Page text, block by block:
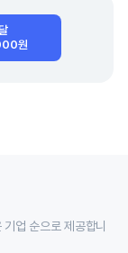
원
업 순으로 제공합니